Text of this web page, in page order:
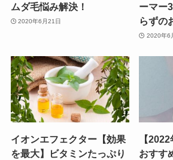
ムダ毛悩み解決！
2020年6月21日
ーマー
らずの
2020年6
イオンエフェクター【効果
を最大】ビタミンたっぷり
【
おすす